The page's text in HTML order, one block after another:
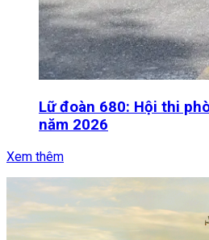
Lữ đoàn 680: Hội thi
năm 2026
Xem thêm